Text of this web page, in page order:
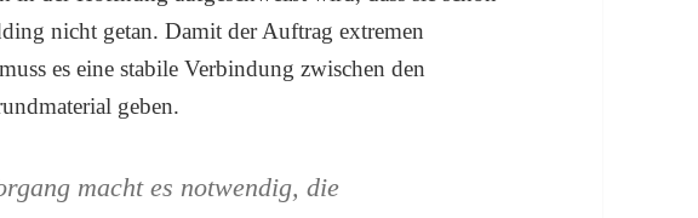
nicht getan. Damit der Auftrag extremen
es eine stabile Verbindung zwischen den
geben.
macht es notwendig, die